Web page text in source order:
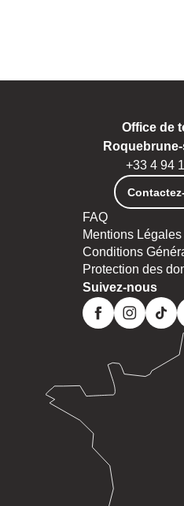
FAQ
Mentions Légales
Conditions
Protection des
Suivez-nous
Office de
+33 4 94